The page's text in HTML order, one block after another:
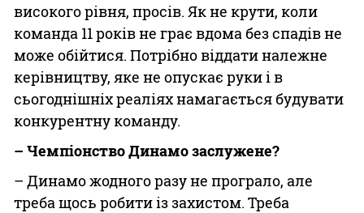
високого рівня, просів. Як не крути, коли
команда 11 років не грає вдома без спадів не
може обійтися. Потрібно віддати належне
керівництву, яке не опускає руки і в
сьогоднішніх реаліях намагається будувати
конкурентну команду.
– Чемпіонство Динамо заслужене?
– Динамо жодного разу не програло, але
треба щось робити із захистом. Треба